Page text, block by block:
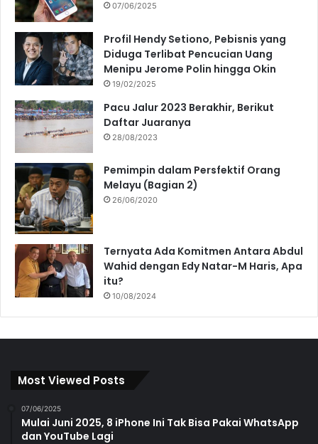
07/06/2025
Profil Hendy Setiono, Pebisnis yang
Diduga Terlibat Pencucian Uang
Menipu Jerome Polin hingga Okin
19/02/2025
Pacu Jalur 2023 Berakhir, Berikut
Daftar Juaranya
28/08/2023
Pemimpin dalam Persfektif Orang
Melayu (Bagian 2)
26/06/2020
Ternyata Ada Komitmen Antara Abdul
Wahid dengan Edy Natar-M Haris, Apa
itu?
10/08/2024
Most Viewed Posts
07/06/2025
Mulai Juni 2025, 8 iPhone Ini Tak Bisa Pakai WhatsApp
dan YouTube Lagi